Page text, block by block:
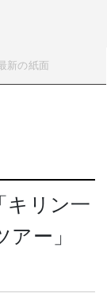
新の紙面
キリン一
ー」